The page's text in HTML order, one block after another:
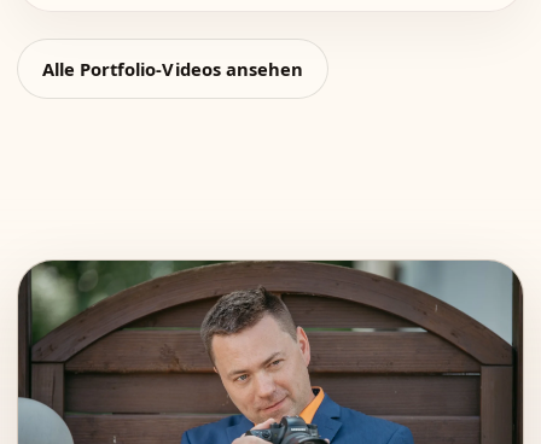
Alle Portfolio-Videos ansehen